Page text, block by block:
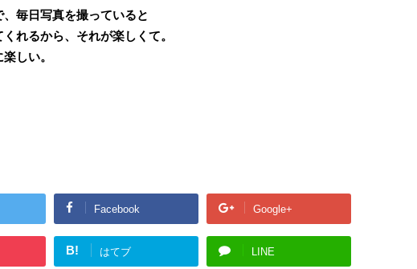
毎日写真を撮っていると
れるから、それが楽しくて。
しい。
Facebook Google+
B! はてブ LINE